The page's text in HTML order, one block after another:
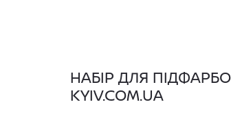
НАБІР ДЛЯ
KYIV.COM.UA